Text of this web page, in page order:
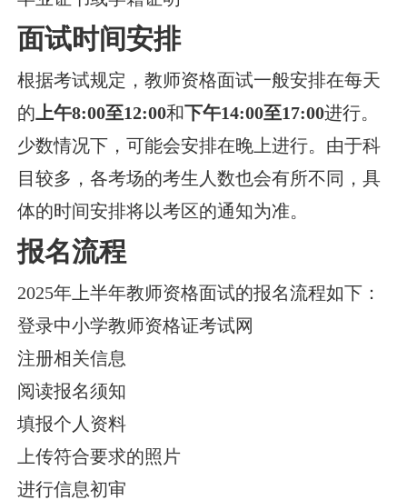
面试时间安排
根据考试规定，教师资格面试一般安排在每天
的上午8:00至12:00和下午14:00至17:00进行。
少数情况下，可能会安排在晚上进行。由于科
目较多，各考场的考生人数也会有所不同，具
体的时间安排将以考区的通知为准。
报名流程
2025年上半年教师资格面试的报名流程如下：
登录中小学教师资格证考试网
注册相关信息
阅读报名须知
填报个人资料
上传符合要求的照片
进行信息初审